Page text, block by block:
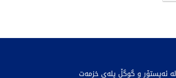
لە ئەپستۆر و گوگڵ پلەی خزمەت